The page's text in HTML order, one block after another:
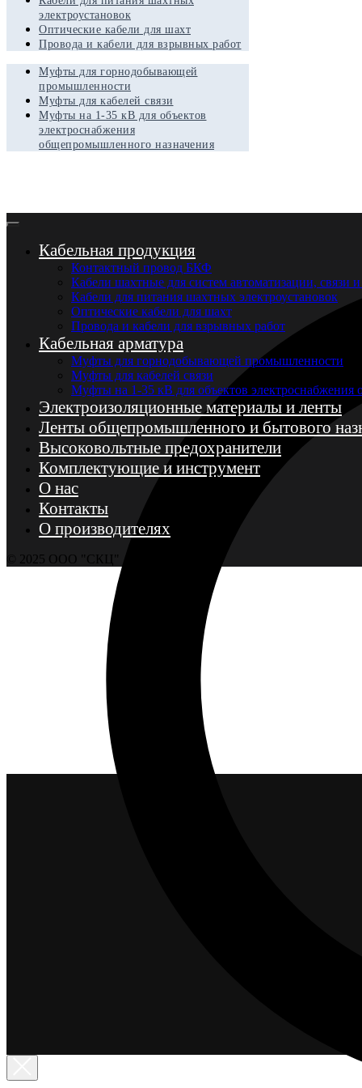
электроустановок
Оптические кабели для шахт
Провода и кабели для взрывных работ
Муфты для горнодобывающей
промышленности
Муфты для кабелей связи
Муфты на 1-35 кВ для объектов
электроснабжения
общепромышленного назначения
Кабельная продукция
Контактный провод БКФ
Кабели шахтные для систем автоматизации, связи
Кабели для питания шахтных электроустановок
Оптические кабели для шахт
Провода и кабели для взрывных работ
Кабельная арматура
Муфты для горнодобывающей промышленности
Муфты для кабелей связи
Муфты на 1-35 кВ для объектов
Электроизоляционные материалы и ленты
Ленты общепромышленного и бытового
Высоковольтные предохранители
Комплектующие и инструмент
О нас
Контакты
О производителях
© 2025 ООО "СКЦ"